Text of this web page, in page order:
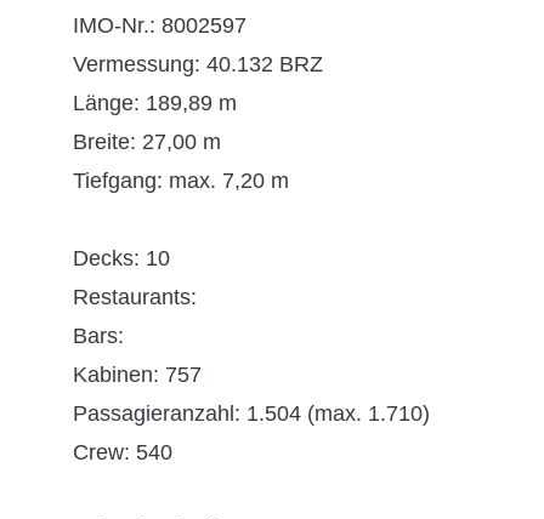
IMO-Nr.: 8002597
Vermessung: 40.132 BRZ
Länge: 189,89 m
Breite: 27,00 m
Tiefgang: max. 7,20 m
Decks: 10
Restaurants:
Bars:
Kabinen: 757
Passagieranzahl: 1.504 (max. 1.710)
Crew: 540